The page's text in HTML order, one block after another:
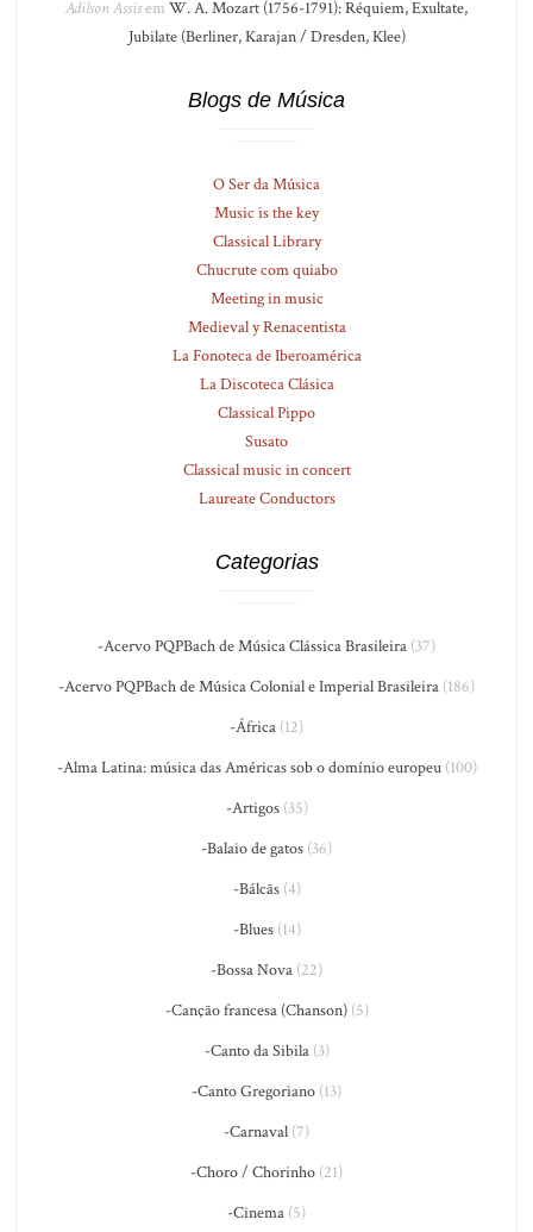
Adilson Assisem W. A. Mozart (1756-1791): Réquiem, Exultate,
Jubilate (Berliner, Karajan / Dresden, Klee)
Blogs de Música
O Ser da Música
Music is the key
Classical Library
Chucrute com quiabo
Meeting in music
Medieval y Renacentista
La Fonoteca de Iberoamérica
La Discoteca Clásica
Classical Pippo
Susato
Classical music in concert
Laureate Conductors
Categorias
-Acervo PQPBach de Música Clássica Brasileira (37)
-Acervo PQPBach de Música Colonial e Imperial Brasileira (186)
-África (12)
-Alma Latina: música das Américas sob o domínio europeu(100)
-Artigos(35)
-Balaio de gatos (36)
-Bálcãs(4)
-Blues(14)
-Bossa Nova (22)
-Canção francesa (Chanson)(5)
-Canto da Sibila(3)
-Canto Gregoriano (13)
-Carnaval (7)
-Choro / Chorinho (21)
-Cinema (5)